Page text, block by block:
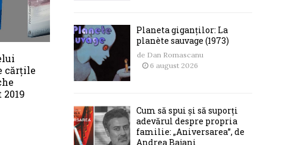
cărțile
Planeta giganților: La
planète sauvage (1973)
de Dan Romascanu
6 august 2026
Cum să spui și să suporți
adevărul despre propria
familie: „Aniversarea”, de
Andrea Bajani